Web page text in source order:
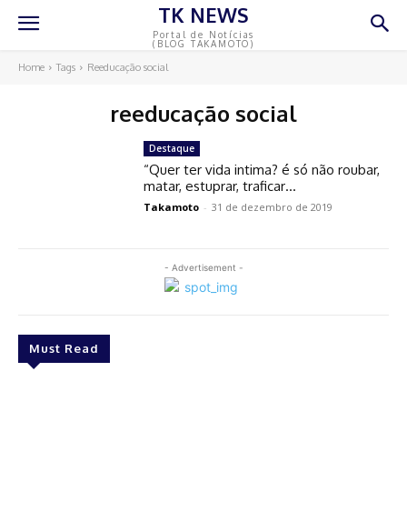
TK NEWS
Portal de Notícias
(BLOG TAKAMOTO)
Home Tags Reeducação social
reeducação social
- Advertisement -
Must Read
Destaque
“Quer ter vida intima? é só não roubar,
matar, estuprar, traficar…
Takamoto - 31 de dezembro de 2019